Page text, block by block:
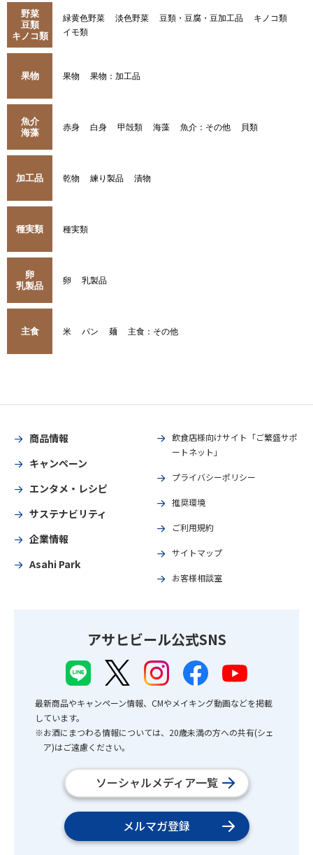
野菜
豆類
キノコ類
緑黄色野菜 淡色野菜 豆類・豆腐・豆加工品
キノコ類
イモ類
果物 果物 果物：加工品
魚介
海藻
赤身 白身 甲殻類 海藻 魚介：その他 貝類
加工品 乾物 練り製品 漬物
種実類 種実類
卵
乳製品
卵 乳製品
主食 米 パン 麺 主食：その他
商品情報
キャンペーン
エンタメ・レシピ
サステナビリティ
企業情報
Asahi Park
飲食店様向けサイト「ご繁盛サポ
ートネット」
プライバシーポリシー
推奨環境
ご利用規約
サイトマップ
お客様相談室
アサヒビール公式SNS
最新商品やキャンペーン情報、CMやメイキング動画などを掲載
しています。
※お酒にまつわる情報については、20歳未満の方への共有(シェ
ア)はご遠慮ください。
ソーシャルメディア一覧
メルマガ登録